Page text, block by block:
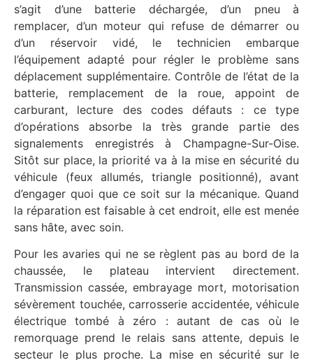
s’agit d’une batterie déchargée, d’un pneu à
remplacer, d’un moteur qui refuse de démarrer ou
d’un réservoir vidé, le technicien embarque
l’équipement adapté pour régler le problème sans
déplacement supplémentaire. Contrôle de l’état de la
batterie, remplacement de la roue, appoint de
carburant, lecture des codes défauts : ce type
d’opérations absorbe la très grande partie des
signalements enregistrés à Champagne-Sur-Oise.
Sitôt sur place, la priorité va à la mise en sécurité du
véhicule (feux allumés, triangle positionné), avant
d’engager quoi que ce soit sur la mécanique. Quand
la réparation est faisable à cet endroit, elle est menée
sans hâte, avec soin.
Pour les avaries qui ne se règlent pas au bord de la
chaussée, le plateau intervient directement.
Transmission cassée, embrayage mort, motorisation
sévèrement touchée, carrosserie accidentée, véhicule
électrique tombé à zéro : autant de cas où le
remorquage prend le relais sans attente, depuis le
secteur le plus proche. La mise en sécurité sur le